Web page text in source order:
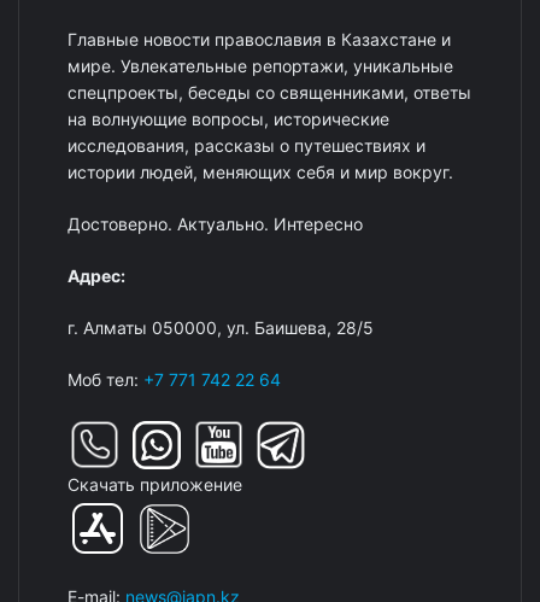
Главные новости православия в Казахстане и
мире. Увлекательные репортажи, уникальные
спецпроекты, беседы со священниками, ответы
на волнующие вопросы, исторические
исследования, рассказы о путешествиях и
истории людей, меняющих себя и мир вокруг.
Достоверно. Актуально. Интересно
Адрес:
г. Алматы 050000, ул. Баишева, 28/5
Моб тел: +7 771 742 22 64
Скачать приложение
E-mail: news@iapn.kz